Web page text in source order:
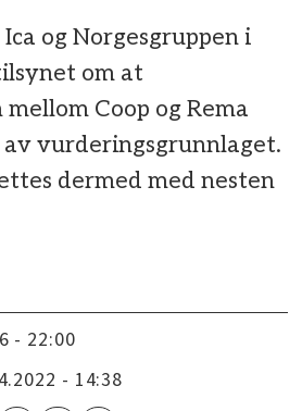
og Norgesgruppen i
om at
Coop og Rema
vurderingsgrunnlaget.
dermed med nesten
- 22:00
- 14:38